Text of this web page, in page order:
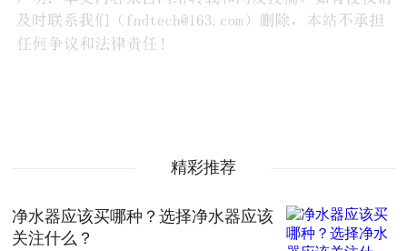
精彩推荐
净水器应该买哪种？选择净水器应该
关注什么？